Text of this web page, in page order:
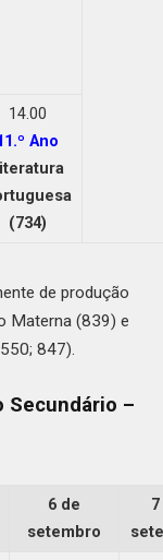
14.00
Ano
(734)
de produção
Materna (839) e
847).
Secundário –
6 de
setembro